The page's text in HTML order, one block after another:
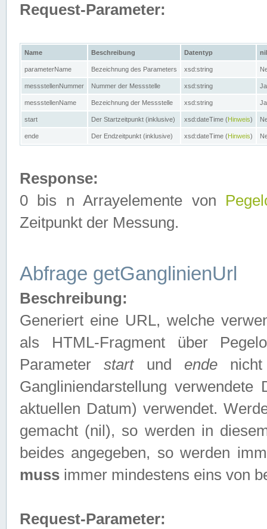
Request-Parameter:
Name Beschreibung Datentyp nil
parameterName Bezeichnung des Parameters xsd:string
messstellenNummer Nummer der Messstelle xsd:string Ja
messstellenName Bezeichnung der Messstelle xsd:string Ja
start Der Startzeitpunkt (inklusive) xsd:dateTime (Hinweis)
ende Der Endzeitpunkt (inklusive) xsd:dateTime (Hinweis)
Response:
0 bis n Arrayelemente von
Zeitpunkt der Messung.
Abfrage getGanglinienUrl
Beschreibung:
Generiert eine URL, welche
als HTML-Fragment über
Parameterstartund endenicht
Gangliniendarstellung
aktuellen Datum) verwendet.
gemacht (nil), so werden in
beides angegeben, so werden
muss immer mindestens eins von
Request-Parameter: